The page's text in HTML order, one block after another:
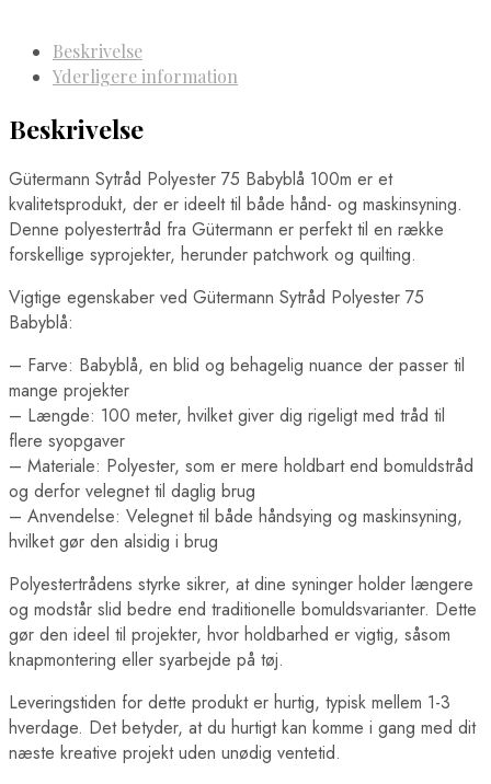
Beskrivelse
Yderligere information
Beskrivelse
Gütermann Sytråd Polyester 75 Babyblå 100m er et
kvalitetsprodukt, der er ideelt til både hånd- og maskinsyning.
Denne polyestertråd fra Gütermann er perfekt til en række
forskellige syprojekter, herunder patchwork og quilting.
Vigtige egenskaber ved Gütermann Sytråd Polyester 75
Babyblå:
– Farve: Babyblå, en blid og behagelig nuance der passer til
mange projekter
– Længde: 100 meter, hvilket giver dig rigeligt med tråd til
flere syopgaver
– Materiale: Polyester, som er mere holdbart end bomuldstråd
og derfor velegnet til daglig brug
– Anvendelse: Velegnet til både håndsying og maskinsyning,
hvilket gør den alsidig i brug
Polyestertrådens styrke sikrer, at dine syninger holder længere
og modstår slid bedre end traditionelle bomuldsvarianter. Dette
gør den ideel til projekter, hvor holdbarhed er vigtig, såsom
knapmontering eller syarbejde på tøj.
Leveringstiden for dette produkt er hurtig, typisk mellem 1-3
hverdage. Det betyder, at du hurtigt kan komme i gang med dit
næste kreative projekt uden unødig ventetid.